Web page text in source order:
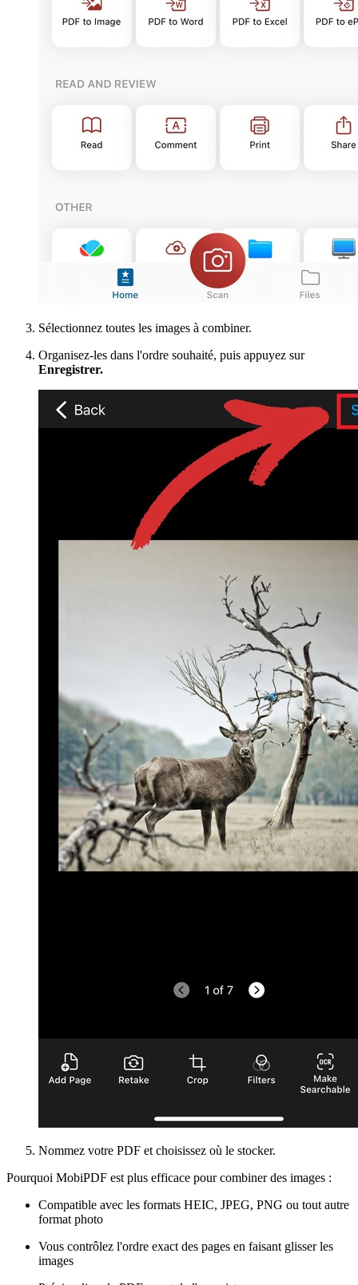
Sélectionnez toutes les images à combiner.
Organisez-les dans l'ordre souhaité, puis appuyez sur
Enregistrer.
Nommez votre PDF et choisissez où le stocker.
Pourquoi MobiPDF est plus efficace pour combiner des images :
Compatible avec les formats HEIC, JPEG, PNG ou tout autre
format photo
Vous contrôlez l'ordre exact des pages en faisant glisser les
images